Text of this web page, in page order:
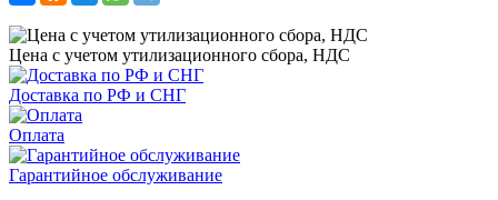
Цена с учетом утилизационного сбора, НДС
Доставка по РФ и СНГ
Оплата
Гарантийное обслуживание